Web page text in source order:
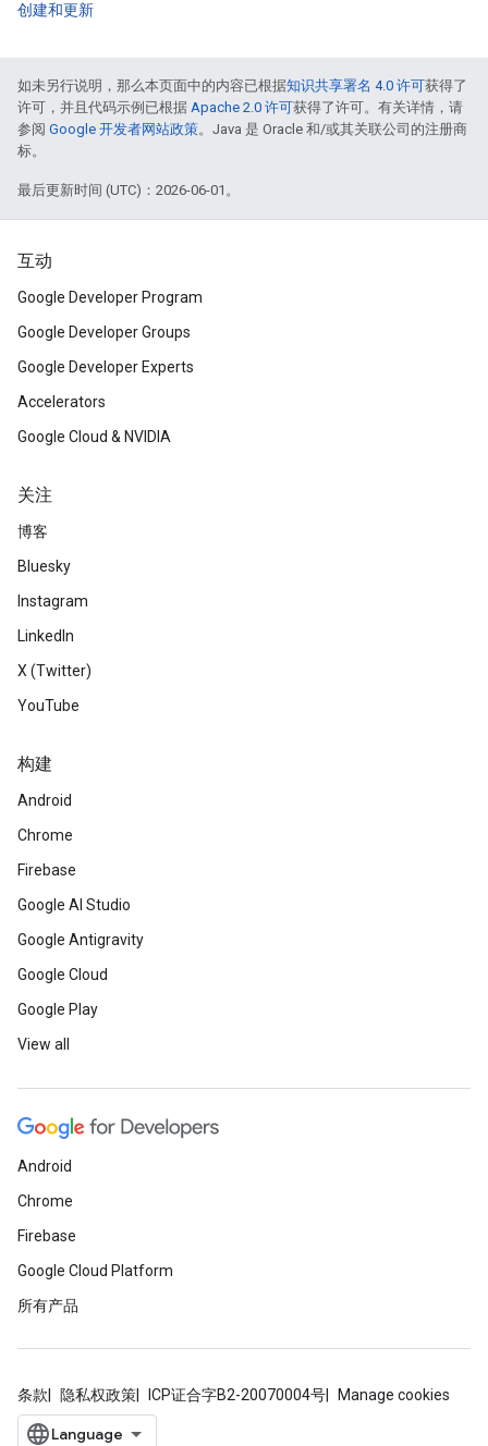
创建和更新
如未另行说明，那么本页面中的内容已根据知识共享署名 4.0 许可获得了
许可，并且代码示例已根据 Apache 2.0 许可获得了许可。有关详情，请
参阅 Google 开发者网站政策。Java 是 Oracle 和/或其关联公司的注册商
标。
最后更新时间 (UTC)：2026-06-01。
互动
Google Developer Program
Google Developer Groups
Google Developer Experts
Accelerators
Google Cloud & NVIDIA
关注
博客
Bluesky
Instagram
LinkedIn
X (Twitter)
YouTube
构建
Android
Chrome
Firebase
Google AI Studio
Google Antigravity
Google Cloud
Google Play
View all
Android
Chrome
Firebase
Google Cloud Platform
所有产品
条款 隐私权政策 ICP证合字B2-20070004号 Manage cookies